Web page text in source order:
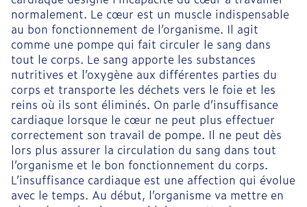
normalement. Le cœur est un muscle indispensable
au bon fonctionnement de l’organisme. Il agit
comme une pompe qui fait circuler le sang dans
tout le corps. Le sang apporte les substances
nutritives et l’oxygène aux différentes parties du
corps et transporte les déchets vers le foie et les
reins où ils sont éliminés. On parle d’insuffisance
cardiaque lorsque le cœur ne peut plus effectuer
correctement son travail de pompe. Il ne peut dès
lors plus assurer la circulation du sang dans tout
l’organisme et le bon fonctionnement du corps.
L’insuffisance cardiaque est une affection qui évolue
avec le temps. Au début, l’organisme va mettre en